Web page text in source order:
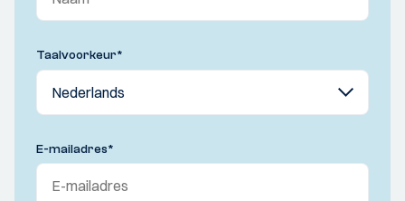
Taalvoorkeur*
E-mailadres*